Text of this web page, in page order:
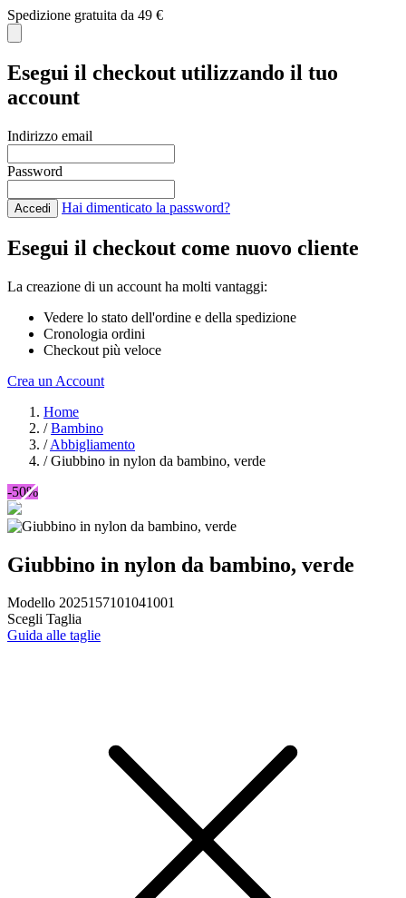
Spedizione gratuita da 49 €
Esegui il checkout utilizzando il tuo
account
Indirizzo email
Password
Accedi Hai dimenticato la password?
Esegui il checkout come nuovo cliente
La creazione di un account ha molti vantaggi:
Vedere lo stato dell'ordine e della spedizione
Cronologia ordini
Checkout più veloce
Crea un Account
Home
/ Bambino
/ Abbigliamento
/ Giubbino in nylon da bambino, verde
-50%
Giubbino in nylon da bambino, verde
Modello 2025157101041001
Scegli Taglia
Guida alle taglie